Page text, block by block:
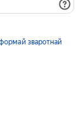
зваротнай